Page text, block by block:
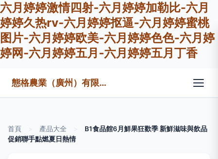
六月婷婷激情四射-六月婷婷加勒比-六月
婷婷久热rv-六月婷婷抠逼-六月婷婷蜜桃
图片-六月婷婷欧美-六月婷婷色色-六月婷
婷网-六月婷婷五月-六月婷婷五月丁香
態格農業（廣州）有限公司
首頁 產品大全
B1食品館6月鮮果狂歡季 新鮮滋味與飲品
促銷聯手點燃夏日熱情